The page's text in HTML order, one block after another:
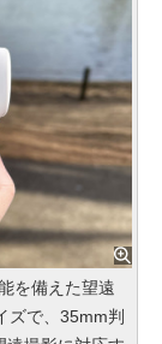
を備えた望遠
ズで、35mm判